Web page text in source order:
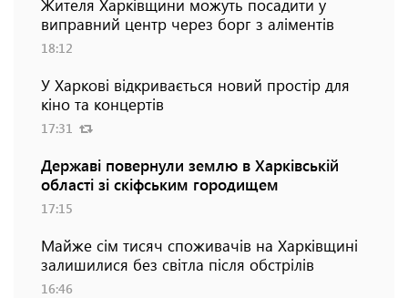
Жителя Харківщини можуть посадити у
виправний центр через борг з аліментів
18:12
У Харкові відкривається новий простір для
кіно та концертів
17:31
Державі повернули землю в Харківській
області зі скіфським городищем
17:15
Майже сім тисяч споживачів на Харківщині
залишилися без світла після обстрілів
16:46